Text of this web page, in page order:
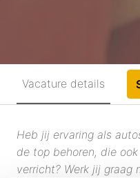
Vacature details
Heb jij ervaring als
de top behoren, die
verricht? Werk jij graag